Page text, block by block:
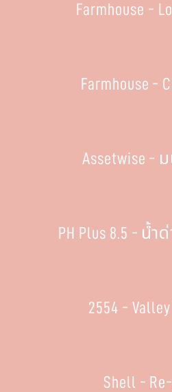
Farmhouse -
Farmhouse -
Assetwise -
PH Plus 8.5 - น้ำ
2554 -
Shell -